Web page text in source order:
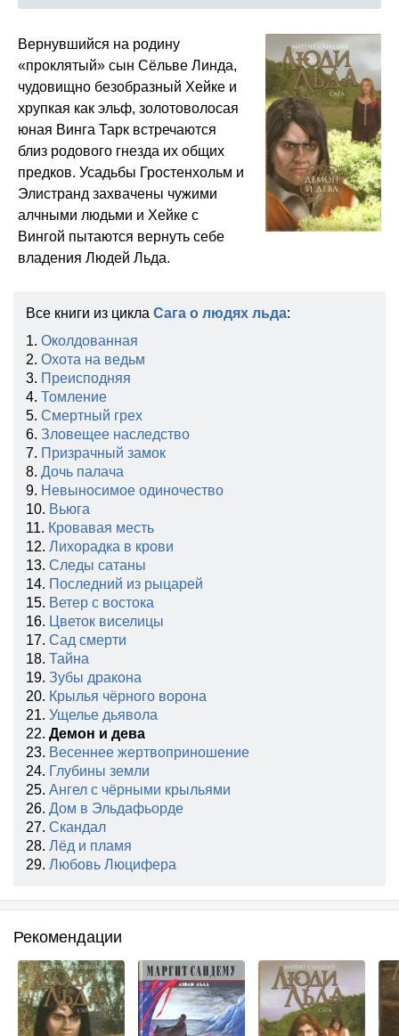
Вернувшийся на родину
«проклятый» сын Сёльве Линда,
чудовищно безобразный Хейке и
хрупкая как эльф, золотоволосая
юная Винга Тарк встречаются
близ родового гнезда их общих
предков. Усадьбы Гростенхольм и
Элистранд захвачены чужими
алчными людьми и Хейке с
Вингой пытаются вернуть себе
владения Людей Льда.
Все книги из цикла Сага о людях льда:
1. Околдованная
2. Охота на ведьм
3. Преисподняя
4. Томление
5. Смертный грех
6. Зловещее наследство
7. Призрачный замок
8. Дочь палача
9. Невыносимое одиночество
10. Вьюга
11. Кровавая месть
12. Лихорадка в крови
13. Следы сатаны
14. Последний из рыцарей
15. Ветер с востока
16. Цветок виселицы
17. Сад смерти
18. Тайна
19. Зубы дракона
20. Крылья чёрного ворона
21. Ущелье дьявола
22. Демон и дева
23. Весеннее жертвоприношение
24. Глубины земли
25. Ангел с чёрными крыльями
26. Дом в Эльдафьорде
27. Скандал
28. Лёд и пламя
29. Любовь Люцифера
Рекомендации